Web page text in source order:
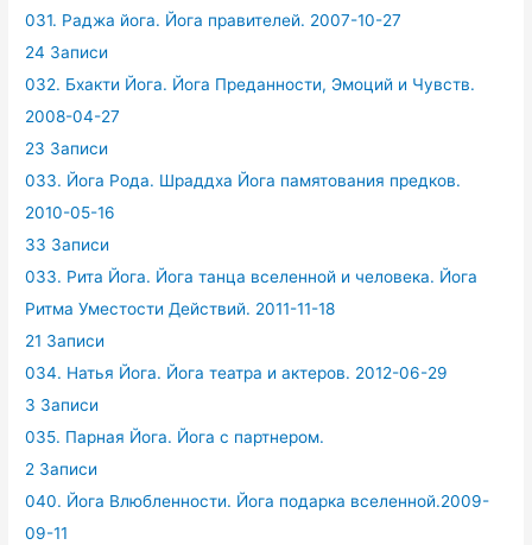
031. Раджа йога. Йога правителей. 2007-10-27
24 Записи
032. Бхакти Йога. Йога Преданности, Эмоций и Чувств.
2008-04-27
23 Записи
033. Йога Рода. Шраддха Йога памятования предков.
2010-05-16
33 Записи
033. Рита Йога. Йога танца вселенной и человека. Йога
Ритма Уместости Действий. 2011-11-18
21 Записи
034. Натья Йога. Йога театра и актеров. 2012-06-29
3 Записи
035. Парная Йога. Йога с партнером.
2 Записи
040. Йога Влюбленности. Йога подарка вселенной.2009-
09-11